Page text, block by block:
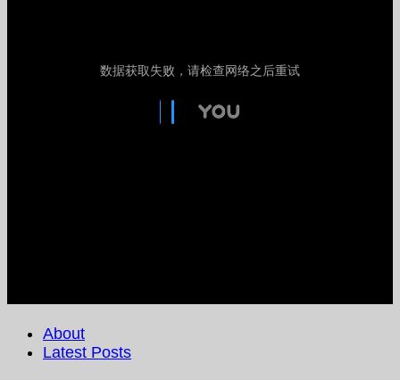
About
Latest Posts